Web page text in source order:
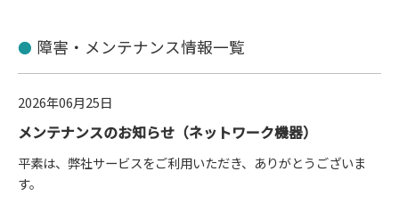
障害・メンテナンス情報一覧
2026年06月25日
メンテナンスのお知らせ（ネットワーク機器）
平素は、弊社サービスをご利用いただき、ありがとうございま
す。